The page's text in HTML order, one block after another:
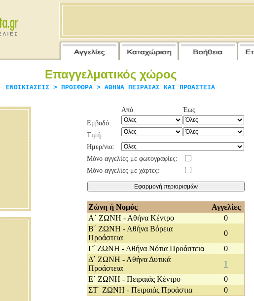
Επαγγελματικός χώρος
ΕΝΟΙΚΙΑΣΕΙΣ > ΠΡΟΣΦΟΡΑ > ΑΘΗΝΑ ΠΕΙΡΑΙΑΣ ΚΑΙ ΠΡΟΑΣΤΕΙΑ
Από
Έως
Εμβαδό:
Τιμή:
Ημερ/νια:
Μόνο αγγελίες με φωτογραφίες:
Μόνο αγγελίες με χάρτες:
Ζώνη ή Νομός
Αγγελίες
Α΄ ΖΩΝΗ - Αθήνα Κέντρο
0
Β΄ ΖΩΝΗ - Αθήνα Βόρεια
Προάστεια
0
Γ΄ ΖΩΝΗ - Αθήνα Νότια Προάστεια
0
Δ΄ ΖΩΝΗ - Αθήνα Δυτικά
Προάστεια
1
Ε΄ ΖΩΝΗ - Πειραιάς Κέντρο
0
ΣΤ΄ ΖΩΝΗ - Πειραιάς Προάστια
0